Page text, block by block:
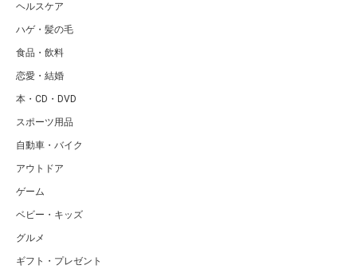
ヘルスケア
ハゲ・髪の毛
食品・飲料
恋愛・結婚
本・CD・DVD
スポーツ用品
自動車・バイク
アウトドア
ゲーム
ベビー・キッズ
グルメ
ギフト・プレゼント